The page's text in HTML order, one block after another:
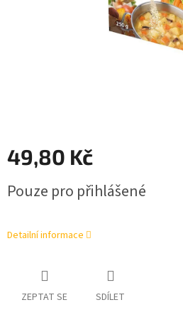
49,80 Kč
cena:
Pouze pro přihlášené
Detailní informace
ZEPTAT SE SDÍLET